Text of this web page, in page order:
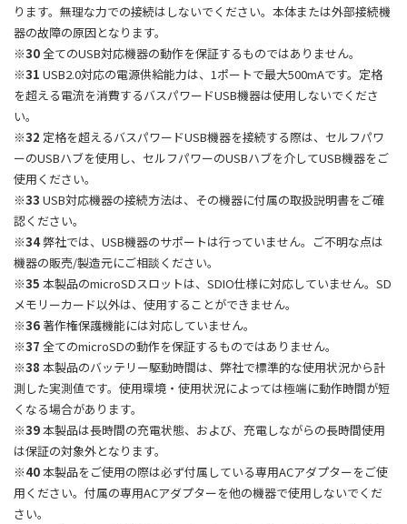
ります。無理な力での接続はしないでください。本体または外部接続機
器の故障の原因となります。
※30全てのUSB対応機器の動作を保証するものではありません。
※31 USB2.0対応の電源供給能力は、1ポートで最大500mAです。定格
を超える電流を消費するバスパワードUSB機器は使用しないでくださ
い。
※32 定格を超えるバスパワードUSB機器を接続する際は、セルフパワ
ーのUSBハブを使用し、セルフパワーのUSBハブを介してUSB機器をご
使用ください。
※33 USB対応機器の接続方法は、その機器に付属の取扱説明書をご確
認ください。
※34弊社では、USB機器のサポートは行っていません。ご不明な点は
機器の販売/製造元にご相談ください。
※35 本製品のmicroSDスロットは、SDIO仕様に対応していません。SD
メモリーカード以外は、使用することができません。
※36 著作権保護機能には対応していません。
※37 全てのmicroSDの動作を保証するものではありません。
※38 本製品のバッテリー駆動時間は、弊社で標準的な使用状況から計
測した実測値です。使用環境・使用状況によっては極端に動作時間が短
くなる場合があります。
※39本製品は長時間の充電状態、および、充電しながらの長時間使用
は保証の対象外となります。
※40本製品をご使用の際は必ず付属している専用ACアダプターをご使
用ください。付属の専用ACアダプターを他の機器で使用しないでくだ
さい。